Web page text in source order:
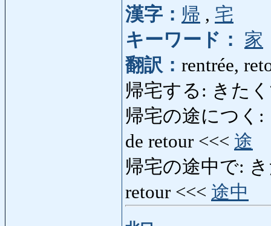
漢字： 帰 , 宅
キーワード：
家
翻訳： rentrée,
帰宅する: きたく
帰宅の途につく:
de retour <<< 途
帰宅の途中で:
retour <<< 途中